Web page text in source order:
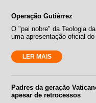
Operação Gutiérrez
O "pai nobre" da Teologia
uma apresentação oficial
LER MAIS
Padres da geração
apesar de retrocessos